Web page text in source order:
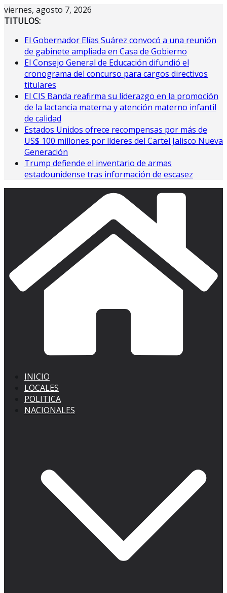
Saltar
al
viernes, agosto 7, 2026
TITULOS:
El Gobernador Elías Suárez convocó a una reunión
de gabinete ampliada en Casa de Gobierno
El Consejo General de Educación difundió el
cronograma del concurso para cargos directivos
titulares
El CIS Banda reafirma su liderazgo en la promoción
de la lactancia materna y atención materno infantil
de calidad
Estados Unidos ofrece recompensas por más de
US$ 100 millones por líderes del Cartel Jalisco Nueva
Generación
Trump defiende el inventario de armas
estadounidense tras información de escasez
INICIO
LOCALES
POLITICA
NACIONALES